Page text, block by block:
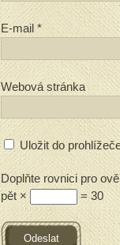
E-mail *
Webová stránka
Uložit do
Doplňte rovnici pro
pět ×
= 30